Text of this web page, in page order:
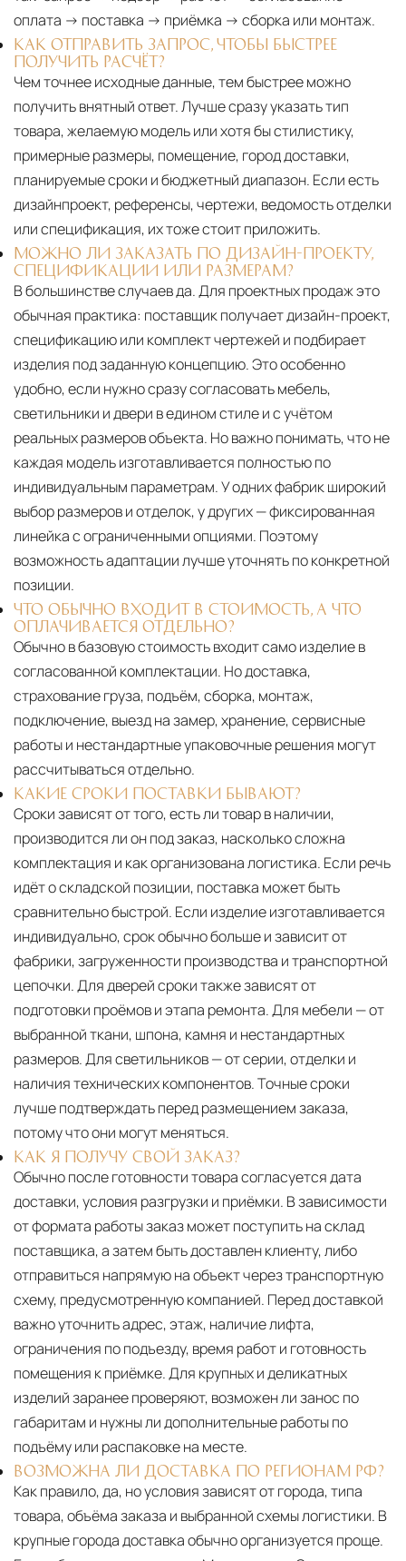
оплата → поставка → приёмка → сборка или монтаж.
КАК ОТПРАВИТЬ ЗАПРОС, ЧТОБЫ БЫСТРЕЕ
ПОЛУЧИТЬ РАСЧЁТ?
Чем точнее исходные данные, тем быстрее можно
получить внятный ответ. Лучше сразу указать тип
товара, желаемую модель или хотя бы стилистику,
примерные размеры, помещение, город доставки,
планируемые сроки и бюджетный диапазон. Если есть
дизайнпроект, референсы, чертежи, ведомость отделки
или спецификация, их тоже стоит приложить.
МОЖНО ЛИ ЗАКАЗАТЬ ПО ДИЗАЙН-ПРОЕКТУ,
СПЕЦИФИКАЦИИ ИЛИ РАЗМЕРАМ?
В большинстве случаев да. Для проектных продаж это
обычная практика: поставщик получает дизайн-проект,
спецификацию или комплект чертежей и подбирает
изделия под заданную концепцию. Это особенно
удобно, если нужно сразу согласовать мебель,
светильники и двери в едином стиле и с учётом
реальных размеров объекта. Но важно понимать, что не
каждая модель изготавливается полностью по
индивидуальным параметрам. У одних фабрик широкий
выбор размеров и отделок, у других — фиксированная
линейка с ограниченными опциями. Поэтому
возможность адаптации лучше уточнять по конкретной
позиции.
ЧТО ОБЫЧНО ВХОДИТ В СТОИМОСТЬ, А ЧТО
ОПЛАЧИВАЕТСЯ ОТДЕЛЬНО?
Обычно в базовую стоимость входит само изделие в
согласованной комплектации. Но доставка,
страхование груза, подъём, сборка, монтаж,
подключение, выезд на замер, хранение, сервисные
работы и нестандартные упаковочные решения могут
рассчитываться отдельно.
КАКИЕ СРОКИ ПОСТАВКИ БЫВАЮТ?
Сроки зависят от того, есть ли товар в наличии,
производится ли он под заказ, насколько сложна
комплектация и как организована логистика. Если речь
идёт о складской позиции, поставка может быть
сравнительно быстрой. Если изделие изготавливается
индивидуально, срок обычно больше и зависит от
фабрики, загруженности производства и транспортной
цепочки. Для дверей сроки также зависят от
подготовки проёмов и этапа ремонта. Для мебели — от
выбранной ткани, шпона, камня и нестандартных
размеров. Для светильников — от серии, отделки и
наличия технических компонентов. Точные сроки
лучше подтверждать перед размещением заказа,
потому что они могут меняться.
КАК Я ПОЛУЧУ СВОЙ ЗАКАЗ?
Обычно после готовности товара согласуется дата
доставки, условия разгрузки и приёмки. В зависимости
от формата работы заказ может поступить на склад
поставщика, а затем быть доставлен клиенту, либо
отправиться напрямую на объект через транспортную
схему, предусмотренную компанией. Перед доставкой
важно уточнить адрес, этаж, наличие лифта,
ограничения по подъезду, время работ и готовность
помещения к приёмке. Для крупных и деликатных
изделий заранее проверяют, возможен ли занос по
габаритам и нужны ли дополнительные работы по
подъёму или распаковке на месте.
ВОЗМОЖНА ЛИ ДОСТАВКА ПО РЕГИОНАМ РФ?
Как правило, да, но условия зависят от города, типа
товара, объёма заказа и выбранной схемы логистики. В
крупные города доставка обычно организуется проще.